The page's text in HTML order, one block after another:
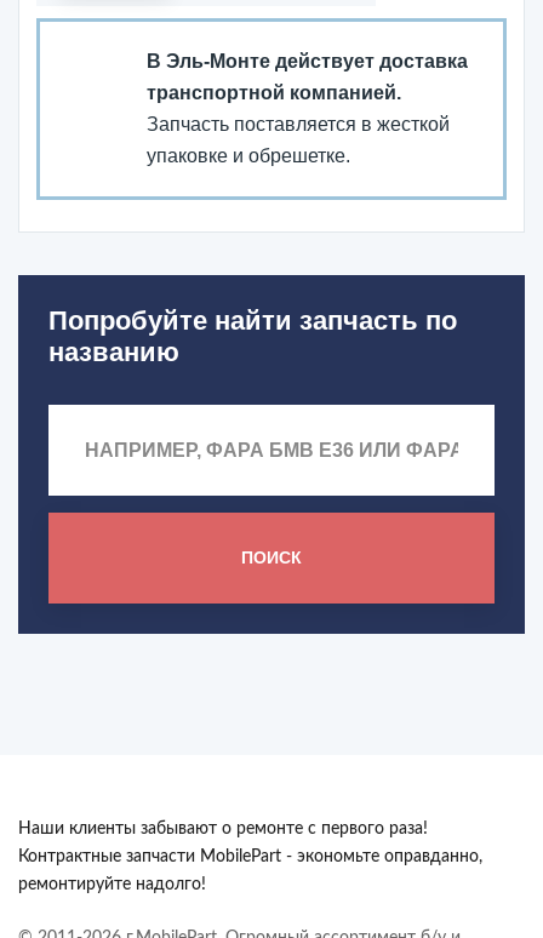
В Эль-Монте действует доставка
транспортной компанией.
Запчасть поставляется в жесткой
упаковке и обрешетке.
Попробуйте найти запчасть по
названию
ПОИСК
Наши клиенты забывают о ремонте с первого раза!
Контрактные запчасти MobilePart - экономьте оправданно,
ремонтируйте надолго!